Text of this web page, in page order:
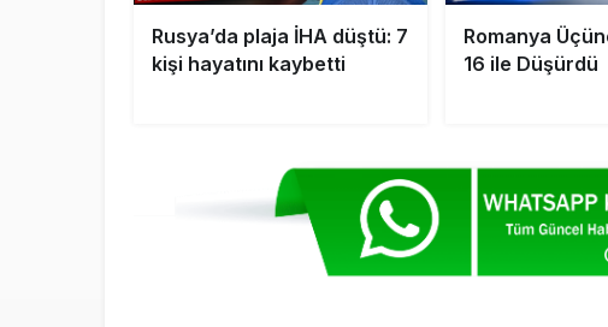
Rusya’da plaja İHA düştü: 7
kişi hayatını kaybetti
Romanya
16 ile Düşürdü